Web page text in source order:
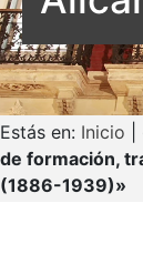
Estás en: Inicio
de formación,
(1886-1939)»